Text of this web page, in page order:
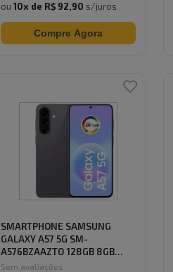
ou 10x de R$ 92,90 s/juros
Compre Agora
SMARTPHONE SAMSUNG
GALAXY A57 5G SM-
A576BZAAZTO 128GB 8GB
RAM ...
Sem avaliações